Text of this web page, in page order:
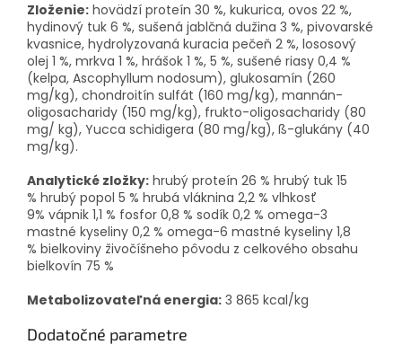
Zloženie: hovädzí proteín 30 %, kukurica, ovos 22 %,
hydinový tuk 6 %, sušená jablčná dužina 3 %, pivovarské
kvasnice, hydrolyzovaná kuracia pečeň 2 %, lososový
olej 1 %, mrkva 1 %, hrášok 1 %, 5 %, sušené riasy 0,4 %
(kelpa, Ascophyllum nodosum), glukosamín (260
mg/kg), chondroitín sulfát (160 mg/kg), mannán-
oligosacharidy (150 mg/kg), frukto-oligosacharidy (80
mg/ kg), Yucca schidigera (80 mg/kg), ß-glukány (40
mg/kg).
Analytické zložky: hrubý proteín 26 % hrubý tuk 15
% hrubý popol 5 % hrubá vláknina 2,2 % vlhkosť
9% vápnik 1,1 % fosfor 0,8 % sodík 0,2 % omega-3
mastné kyseliny 0,2 % omega-6 mastné kyseliny 1,8
% bielkoviny živočíšneho pôvodu z celkového obsahu
bielkovín 75 %
Metabolizovateľná energia: 3 865 kcal/kg
Dodatočné parametre